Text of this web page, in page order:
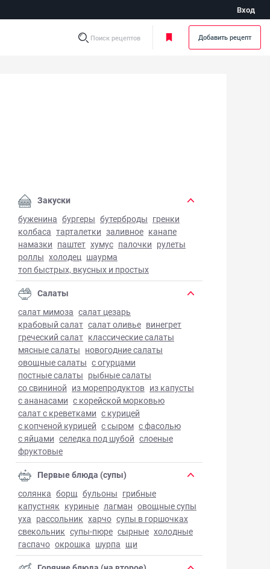
Вход
Поиск рецептов Добавить рецепт
из свиных шкурок - фото готового блюда
Закуски
буженина бургеры бутерброды гренки
колбаса тарталетки заливное канапе
намазки паштет хумус палочки рулеты
роллы холодец шаурма
топ быстрых, вкусных и простых
Салаты
салат мимоза салат цезарь
крабовый салат салат оливье винегрет
греческий салат классические салаты
мясные салаты новогодние салаты
овощные салаты с огурцами
постные салаты рыбные салаты
со свининой из морепродуктов из капусты
с ананасами с корейской морковью
салат с креветками с курицей
с копченой курицей с сыром с фасолью
с яйцами селедка под шубой слоеные
фруктовые
Первые блюда (супы)
солянка борщ бульоны грибные
капустняк куриные лагман овощные супы
уха рассольник харчо супы в горшочках
свекольник супы-пюре сырные холодные
гаспачо окрошка шурпа щи